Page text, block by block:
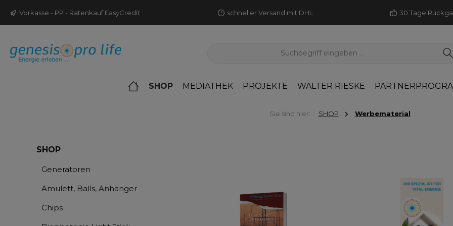
Hauptinhalt springen
Zur Suche springen
Zur Hauptnavigation springen
Vorkasse - PP - Ratenkauf EasyCredit schneller Versand mit DHL 30 Tage
SHOP MEDIATHEK PROJEKTE WALTER RIESKE
Sie sind hier: SHOP Werbematerial
SHOP
Generatoren
Amulett, Balls, Anhänger
Chips